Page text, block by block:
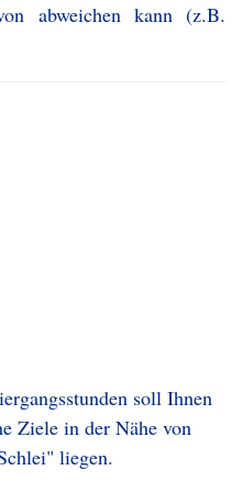
abweichen kann (z.B.
soll Ihnen
Ziele in der Nähe von
liegen.